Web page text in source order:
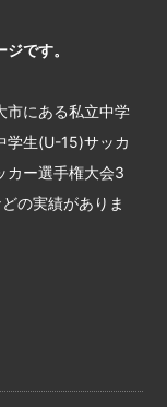
です。
市にある私立中学
学生(U-15)サッカ
カー選手権大会3
の実績がありま